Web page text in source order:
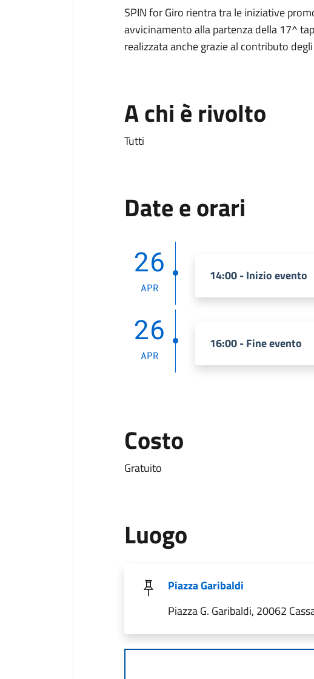
SPIN for Giro rientra tra le iniziative
avvicinamento alla partenza della 17^
realizzata anche grazie al contributo
A chi è rivolto
Tutti
Date e orari
26
APR
14:00 - Inizio evento
26
APR
16:00 - Fine evento
Costo
Gratuito
Luogo
Piazza Garibaldi
Piazza G. Garibaldi, 20062